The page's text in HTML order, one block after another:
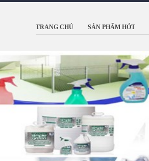
TRANG CHỦ SẢN PHẨM HÓT